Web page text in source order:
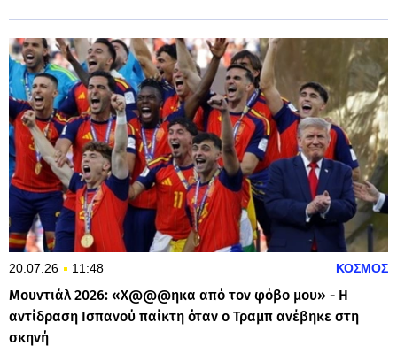
20.07.26 11:48 ΚΟΣΜΟΣ
Μουντιάλ 2026: «Χ@@@ηκα από τον φόβο μου» - Η
αντίδραση Ισπανού παίκτη όταν ο Τραμπ ανέβηκε στη
σκηνή